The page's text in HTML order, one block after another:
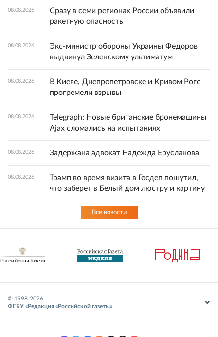
08.08.2026
Сразу в семи регионах России объявили
ракетную опасность
08.08.2026
Экс-министр обороны Украины Федоров
выдвинул Зеленскому ультиматум
08.08.2026
В Киеве, Днепропетровске и Кривом Роге
прогремели взрывы
08.08.2026
Telegraph: Новые британские бронемашины
Ajax сломались на испытаниях
08.08.2026 Задержана адвокат Надежда Ерусланова
08.08.2026
Трамп во время визита в Госдеп пошутил,
что заберет в Белый дом люстру и картину
Все новости
© 1998-2026
ФГБУ «Редакция «Российской газеты»